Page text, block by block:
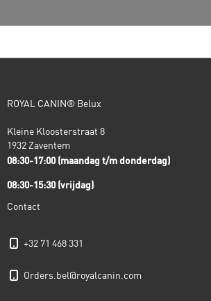
ROYAL CANIN® Belux
Kleine Kloosterstraat 8
1932 Zaventem
08:30-17:00 (maandag t/m donderdag)
08:30-15:30 (vrijdag)
Contact
+32 71 468 331
orders.bel@royalcanin.com